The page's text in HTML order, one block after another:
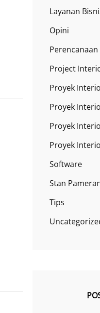
Layanan
Opini
Perencanaan
Project
Proyek
Proyek
Proyek
Proyek
Software
Stan
Tips